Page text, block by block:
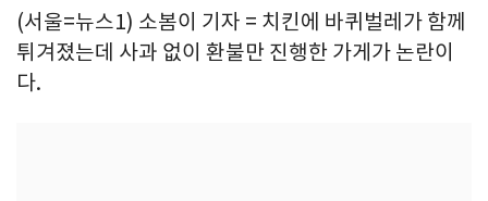
(서울=뉴스1) 소봄이 기자 = 치킨에 바퀴벌레가 함께
튀겨졌는데 사과 없이 환불만 진행한 가게가 논란이
다.